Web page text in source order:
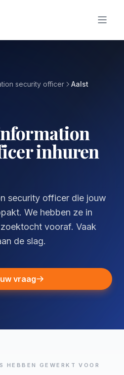
security officer Aalst
inhuren
security officer die jouw
We hebben ze in
vooraf. Vaak
de slag.
vraag
HEBBEN GEWERKT VOOR